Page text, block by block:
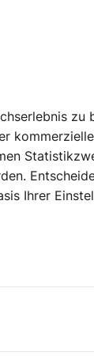
ihrer
ein
sie
es
in
zu
Ihrer